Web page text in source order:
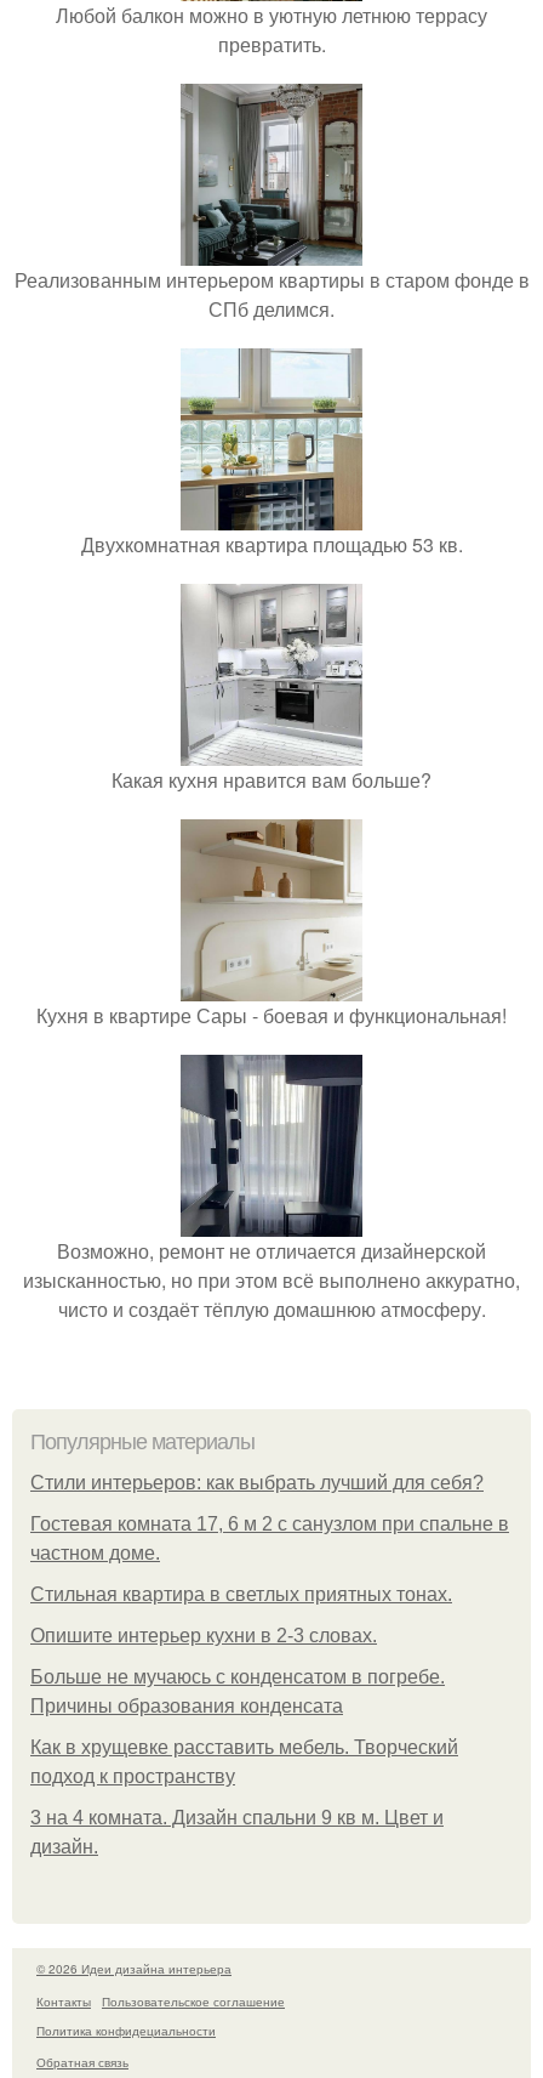
Любой балкон можно в уютную летнюю террасу
превратить.
Реализованным интерьером квартиры в старом фонде в
СПб делимся.
Двухкомнатная квартира площадью 53 кв.
Какая кухня нравится вам больше?
Кухня в квартире Сары - боевая и функциональная!
Возможно, ремонт не отличается дизайнерской
изысканностью, но при этом всё выполнено аккуратно,
чисто и создаёт тёплую домашнюю атмосферу.
Популярные материалы
Стили интерьеров: как выбрать лучший для себя?
Гостевая комната 17, 6 м 2 с санузлом при спальне в
частном доме.
Стильная квартира в светлых приятных тонах.
Опишите интерьер кухни в 2-3 словах.
Больше не мучаюсь с конденсатом в погребе.
Причины образования конденсата
Как в хрущевке расставить мебель. Творческий
подход к пространству
3 на 4 комната. Дизайн спальни 9 кв м. Цвет и
дизайн.
© 2026 Идеи дизайна интерьера
Контакты
Пользовательское соглашение
Политика конфидециальности
Обратная связь